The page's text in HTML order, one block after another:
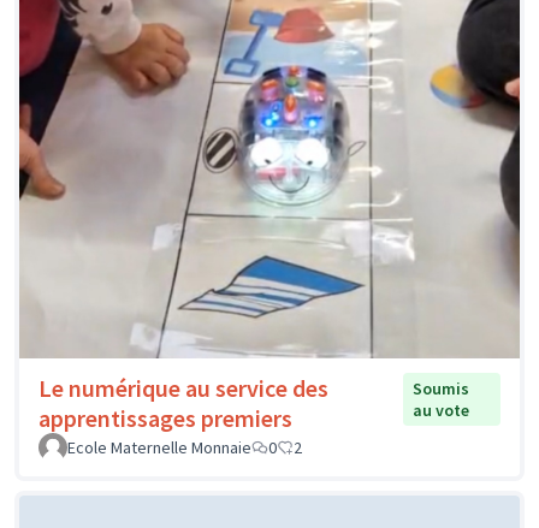
Le numérique au service des
apprentissages premiers
Soumis
au vote
Ecole Maternelle Monnaie
0 2